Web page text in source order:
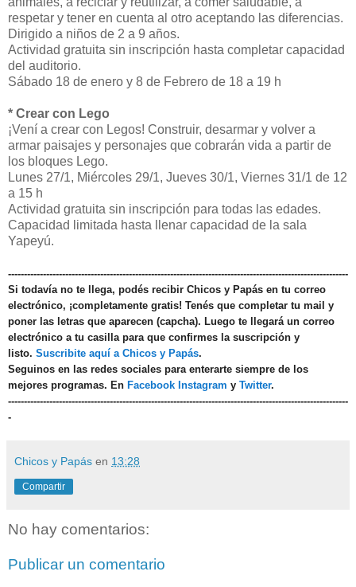
respetar y tener en cuenta al otro aceptando las diferencias.
Dirigido a niños de 2 a 9 años.
Actividad gratuita sin inscripción hasta completar capacidad
del auditorio.
Sábado 18 de enero y 8 de Febrero de 18 a 19 h
* Crear con Lego
¡Vení a crear con Legos! Construir, desarmar y volver a
armar paisajes y personajes que cobrarán vida a partir de
los bloques Lego.
Lunes 27/1, Miércoles 29/1, Jueves 30/1, Viernes 31/1 de 12
a 15 h
Actividad gratuita sin inscripción para todas las edades.
Capacidad limitada hasta llenar capacidad de la sala
Yapeyú.
-----------------------------------------------------------------------------------------------------------
Si todavía no te llega, podés recibir Chicos y Papás en tu correo
electrónico, ¡completamente gratis! Tenés que completar tu mail y
poner las letras que aparecen (capcha). Luego te llegará un correo
electrónico a tu casilla para que confirmes la suscripción y
listo. Suscribite aquí a Chicos y Papás.
Seguinos en las redes sociales para enterarte siempre de los
mejores programas. En Facebook Instagram y Twitter.
-----------------------------------------------------------------------------------------------------------
-
Chicos y Papás en 13:28
Compartir
No hay comentarios:
Publicar un comentario